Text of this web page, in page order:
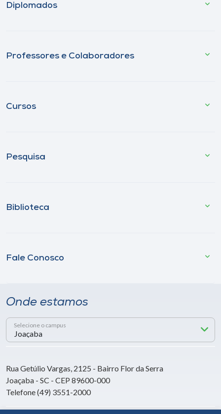
Diplomados
Professores e Colaboradores
Cursos
Pesquisa
Biblioteca
Fale Conosco
Onde estamos
Selecione o campus
Rua Getúlio Vargas, 2125 - Bairro Flor da Serra
Joaçaba - SC - CEP 89600-000
Telefone (49) 3551-2000